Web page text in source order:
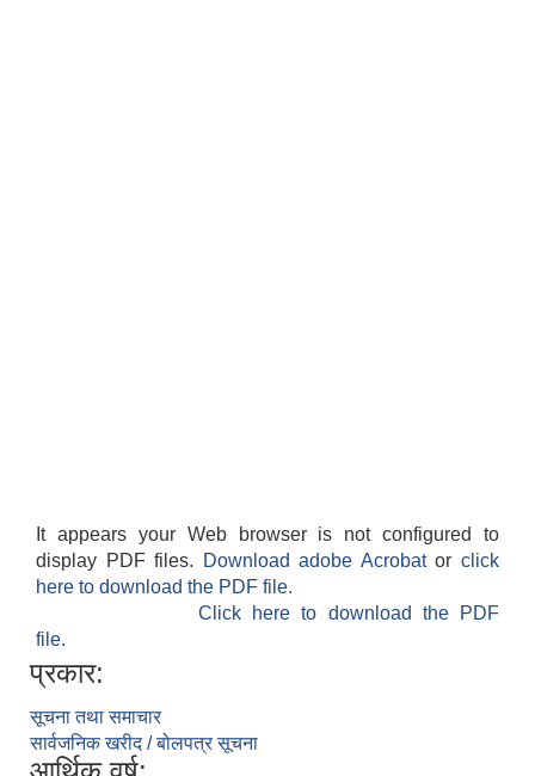
It appears your Web browser is not configured to
display PDF files.
Download adobe Acrobatorclick
here to download the PDF file.
Click here to download the PDF
file.
प्रकार:
सूचना तथा समाचार
सार्वजनिक खरीद / बोलपत्र सूचना